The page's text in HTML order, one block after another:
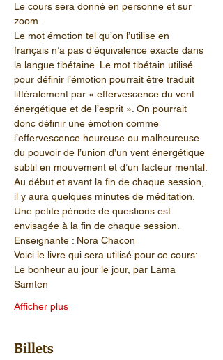
Le cours sera donné en personne et sur
zoom.
Le mot émotion tel qu’on l’utilise en
français n’a pas d’équivalence exacte dans
la langue tibétaine. Le mot tibétain utilisé
pour définir l’émotion pourrait être traduit
littéralement par « effervescence du vent
énergétique et de l’esprit ». On pourrait
donc définir une émotion comme
l’effervescence heureuse ou malheureuse
du pouvoir de l’union d’un vent énergétique
subtil en mouvement et d’un facteur mental.
Au début et avant la fin de chaque session,
il y aura quelques minutes de méditation.
Une petite période de questions est
envisagée à la fin de chaque session.
Enseignante : Nora Chacon
Voici le livre qui sera utilisé pour ce cours:
Le bonheur au jour le jour, par Lama
Samten
Afficher plus
Billets